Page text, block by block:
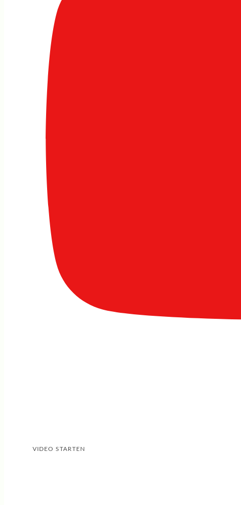
VIDEO STARTEN